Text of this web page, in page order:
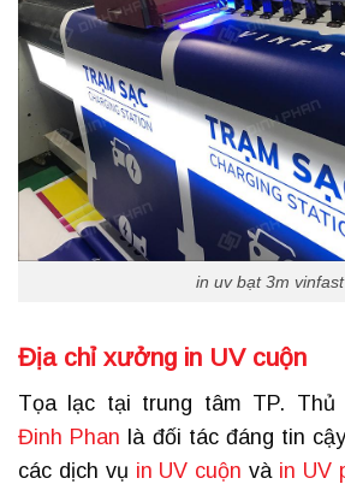
in uv bạt 3m vinfast
Địa chỉ xưởng in UV cuộn
Tọa lạc tại trung tâm TP. Thủ
Đinh Phan là đối tác đáng tin
các dịch vụ in UV cuộn và in UV